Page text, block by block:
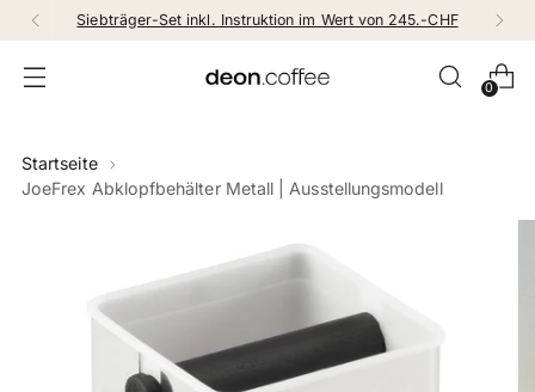
Siebträger-Set inkl. Instruktion im Wert von 245.-CHF
0
Startseite
JoeFrex Abklopfbehälter Metall | Ausstellungsmodell